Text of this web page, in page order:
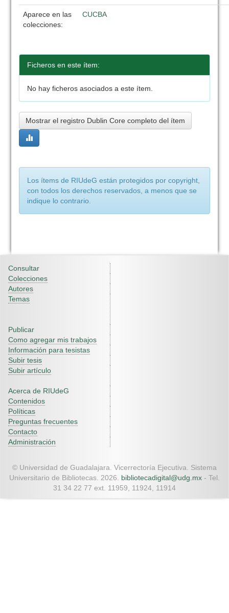
Aparece en las
colecciones:
CUCBA
Ficheros en este ítem:
No hay ficheros asociados a este ítem.
Mostrar el registro Dublin Core completo del ítem
Los ítems de RIUdeG están protegidos por copyright,
con todos los derechos reservados, a menos que se
indique lo contrario.
Consultar
Colecciones
Autores
Temas
Publicar
Como agregar mis trabajos
Información para tesistas
Subir tesis
Subir artículo
Acerca de RIUdeG
Contenidos
Políticas
Preguntas frecuentes
Contacto
Administración
© Universidad de Guadalajara. Vicerrectoría Ejecutiva. Sistema
Universitario de Bibliotecas. 2026. bibliotecadigital@udg.mx - Tel.
31 34 22 77 ext. 11959, 11924, 11914